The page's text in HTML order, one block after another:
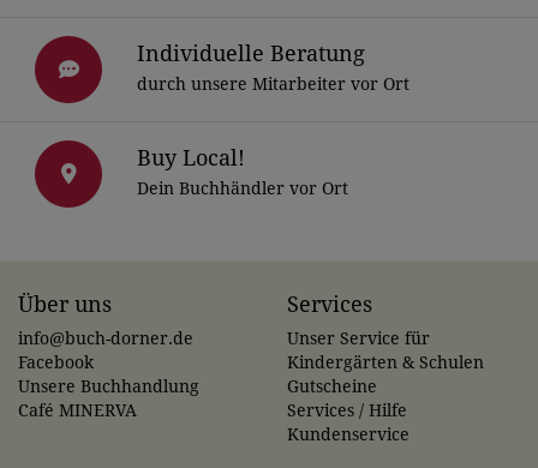
Individuelle Beratung
durch unsere Mitarbeiter vor Ort
Buy Local!
Dein Buchhändler vor Ort
Über uns
info@buch-dorner.de
Facebook
Unsere Buchhandlung
Café MINERVA
Services
Unser Service für
Kindergärten & Schulen
Gutscheine
Services / Hilfe
Kundenservice